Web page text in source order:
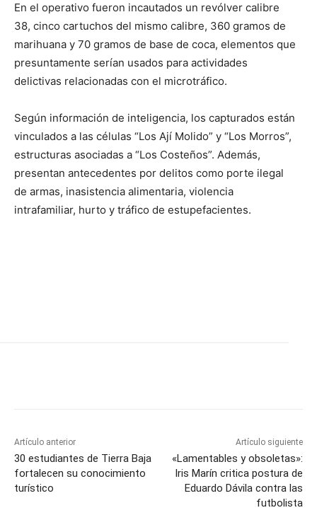
En el operativo fueron incautados un revólver calibre
38, cinco cartuchos del mismo calibre, 360 gramos de
marihuana y 70 gramos de base de coca, elementos que
presuntamente serían usados para actividades
delictivas relacionadas con el microtráfico.
Según información de inteligencia, los capturados están
vinculados a las células “Los Ají Molido” y “Los Morros”,
estructuras asociadas a “Los Costeños”. Además,
presentan antecedentes por delitos como porte ilegal
de armas, inasistencia alimentaria, violencia
intrafamiliar, hurto y tráfico de estupefacientes.
Artículo anterior
30 estudiantes de Tierra Baja
fortalecen su conocimiento
turístico
Artículo siguiente
«Lamentables y obsoletas»:
Iris Marín critica postura de
Eduardo Dávila contra las
futbolista